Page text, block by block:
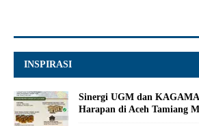
INSPIRASI
Sinergi UGM dan
Harapan di Aceh Tamiang